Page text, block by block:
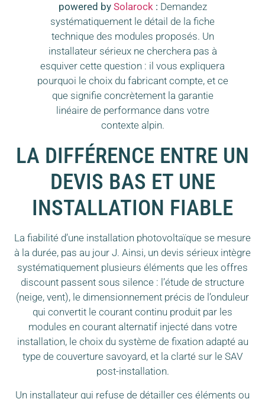
powered by Solarock: Demandez
systématiquement le détail de la fiche
technique des modules proposés. Un
installateur sérieux ne cherchera pas à
esquiver cette question : il vous expliquera
pourquoi le choix du fabricant compte, et ce
que signifie concrètement la garantie
linéaire de performance dans votre
contexte alpin.
LA DIFFÉRENCE ENTRE UN
DEVIS BAS ET UNE
INSTALLATION FIABLE
La fiabilité d’une installation photovoltaïque se mesure
à la durée, pas au jour J. Ainsi, un devis sérieux intègre
systématiquement plusieurs éléments que les offres
discount passent sous silence : l’étude de structure
(neige, vent), le dimensionnement précis de l’onduleur
qui convertit le courant continu produit par les
modules en courant alternatif injecté dans votre
installation, le choix du système de fixation adapté au
type de couverture savoyard, et la clarté sur le SAV
post-installation.
Un installateur qui refuse de détailler ces éléments ou